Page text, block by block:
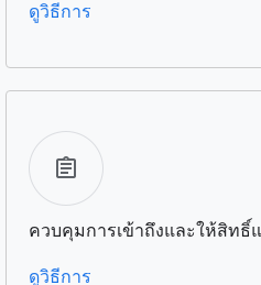
ดูวิธีการ
ควบคุมการเข้าถึงและให้สิทธิ์
ดูวิธีการ